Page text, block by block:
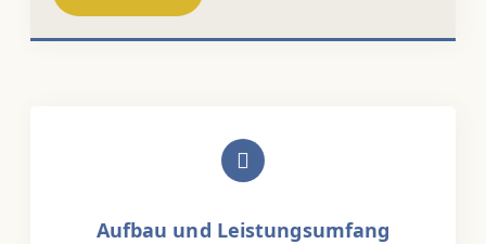
Aufbau und Leistungsumfang